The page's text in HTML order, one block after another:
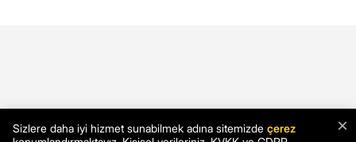
×
Sizlere daha iyi hizmet sunabilmek adına sitemizde çerez